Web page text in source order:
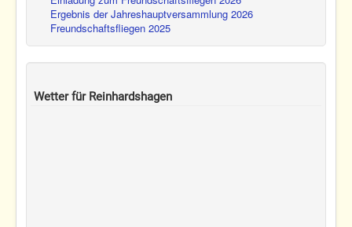
Ergebnis der Jahreshauptversammlung 2026
Freundschaftsfliegen 2025
Wetter für Reinhardshagen